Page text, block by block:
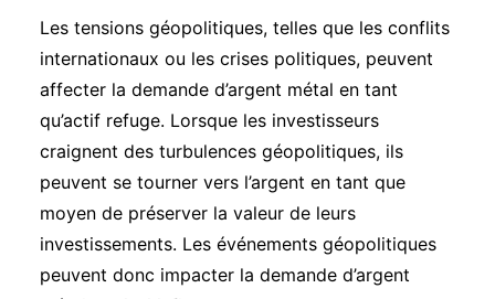
Les tensions géopolitiques, telles que les conflits
internationaux ou les crises politiques, peuvent
affecter la demande d’argent métal en tant
qu’actif refuge. Lorsque les investisseurs
craignent des turbulences géopolitiques, ils
peuvent se tourner vers l’argent en tant que
moyen de préserver la valeur de leurs
investissements. Les événements géopolitiques
peuvent donc impacter la demande d’argent